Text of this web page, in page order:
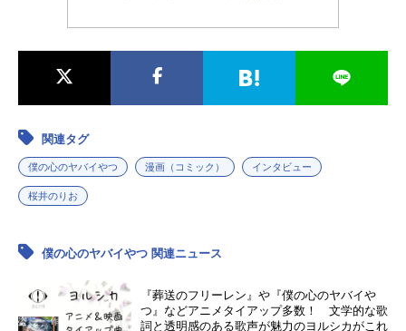
関連タグ
僕の心のヤバイやつ 漫画（コミック） インタビュー
桜井のりお
僕の心のヤバイやつ 関連ニュース
『葬送のフリーレン』や『僕の心のヤバイや
つ』などアニメタイアップ多数！ 文学的な歌
詞と透明感のある歌声が魅力のヨルシカがこれ